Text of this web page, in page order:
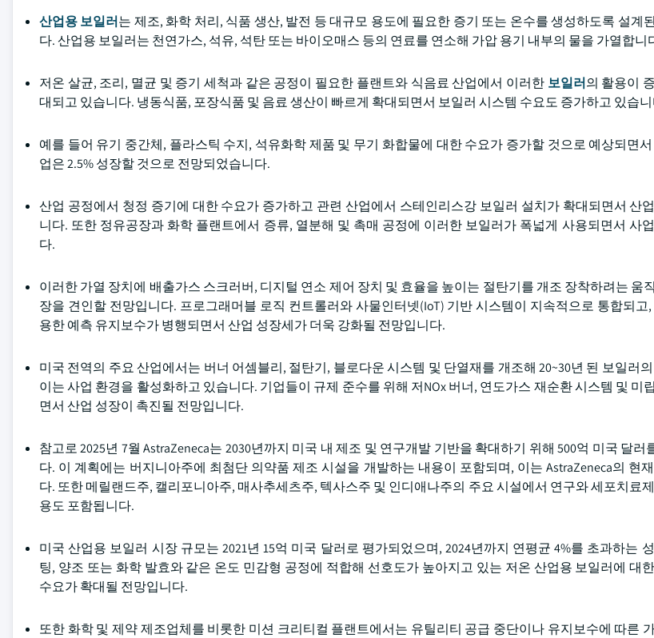
산업용 보일러는 제조, 화학 처리, 식품 생산, 발전 등 대규모 용도에 필요한 증기 또는 온수를 생성하도록 설계
다. 산업용 보일러는 천연가스, 석유, 석탄 또는 바이오매스 등의 연료를 연소해 가압 용기 내부의 물을 가열합니
저온 살균, 조리, 멸균 및 증기 세척과 같은 공정이 필요한 플랜트와 식음료 산업에서 이러한 보일러의 활용이
대되고 있습니다. 냉동식품, 포장식품 및 음료 생산이 빠르게 확대되면서 보일러 시스템 수요도 증가하고 있습
예를 들어 유기 중간체, 플라스틱 수지, 석유화학 제품 및 무기 화합물에 대한 수요가 증가할 것으로 예상되면
업은 2.5% 성장할 것으로 전망되었습니다.
산업 공정에서 청정 증기에 대한 수요가 증가하고 관련 산업에서 스테인리스강 보일러 설치가 확대되면서 산
니다. 또한 정유공장과 화학 플랜트에서 증류, 열분해 및 촉매 공정에 이러한 보일러가 폭넓게 사용되면서 사
다.
이러한 가열 장치에 배출가스 스크러버, 디지털 연소 제어 장치 및 효율을 높이는 절탄기를 개조 장착하려는 움
장을 견인할 전망입니다. 프로그래머블 로직 컨트롤러와 사물인터넷(IoT) 기반 시스템이 지속적으로 통합되
용한 예측 유지보수가 병행되면서 산업 성장세가 더욱 강화될 전망입니다.
미국 전역의 주요 산업에서는 버너 어셈블리, 절탄기, 블로다운 시스템 및 단열재를 개조해 20~30년 된 보일러
이는 사업 환경을 활성화하고 있습니다. 기업들이 규제 준수를 위해 저NOx 버너, 연도가스 재순환 시스템 및 미
면서 산업 성장이 촉진될 전망입니다.
참고로 2025년 7월 AstraZeneca는 2030년까지 미국 내 제조 및 연구개발 기반을 확대하기 위해 500억 미국 달
다. 이 계획에는 버지니아주에 최첨단 의약품 제조 시설을 개발하는 내용이 포함되며, 이는 AstraZeneca의 현
다. 또한 메릴랜드주, 캘리포니아주, 매사추세츠주, 텍사스주 및 인디애나주의 주요 시설에서 연구와 세포치료
용도 포함됩니다.
미국 산업용 보일러 시장 규모는 2021년 15억 미국 달러로 평가되었으며, 2024년까지 연평균 4%를 초과하는
팅, 양조 또는 화학 발효와 같은 온도 민감형 공정에 적합해 선호도가 높아지고 있는 저온 산업용 보일러에 대
수요가 확대될 전망입니다.
또한 화학 및 제약 제조업체를 비롯한 미션 크리티컬 플랜트에서는 유틸리티 공급 중단이나 유지보수에 따른